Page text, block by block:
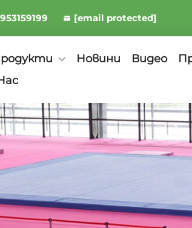
[email protected]
Новини Видео